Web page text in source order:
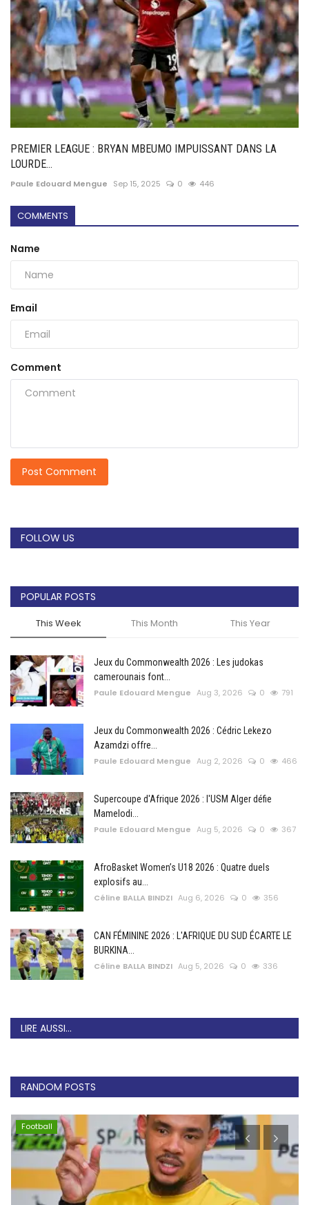
PREMIER LEAGUE : BRYAN MBEUMO IMPUISSANT DANS LA
LOURDE...
Paule Edouard Mengue Sep 15, 2025 0 446
COMMENTS
Name
Email
Comment
Post Comment
FOLLOW US
POPULAR POSTS
This Week This Month This Year
Jeux du Commonwealth 2026 : Les judokas
camerounais font...
Paule Edouard Mengue Aug 3, 2026 0 791
Jeux du Commonwealth 2026 : Cédric Lekezo
Azamdzi offre...
Paule Edouard Mengue Aug 2, 2026 0 466
Supercoupe d'Afrique 2026 : l'USM Alger défie
Mamelodi...
Paule Edouard Mengue Aug 5, 2026 0 367
AfroBasket Women’s U18 2026 : Quatre duels
explosifs au...
Céline BALLA BINDZI Aug 6, 2026 0 356
CAN FÉMININE 2026 : L'AFRIQUE DU SUD ÉCARTE LE
BURKINA...
Céline BALLA BINDZI Aug 5, 2026 0 336
LIRE AUSSI...
RANDOM POSTS
Football